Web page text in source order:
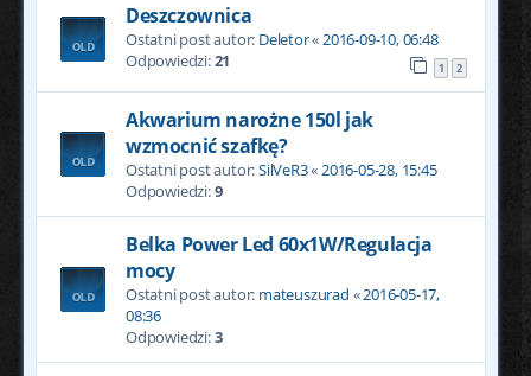
Deszczownica
Ostatni post autor: Deletor«2016-09-10, 06:48
Odpowiedzi:21 1 2
Akwarium narożne 150l jak
wzmocnić szafkę?
Ostatni post autor:SilVeR3«2016-05-28, 15:45
Odpowiedzi:9
Belka Power Led 60x1W/Regulacja
mocy
Ostatni post autor: mateuszurad «2016-05-17,
08:36
Odpowiedzi:3